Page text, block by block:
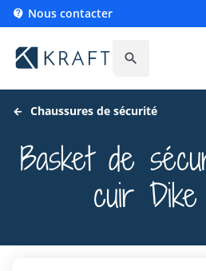
 Nous contacter

Chaussures de sécurité
Basket de
cuir